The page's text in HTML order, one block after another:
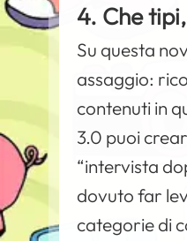
4. Che
Su questa
assaggio:
contenuti in
3.0 puoi
“intervista
dovuto far
categorie di